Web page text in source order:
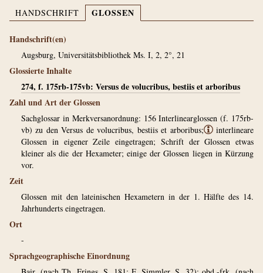
HANDSCHRIFT GLOSSEN
Handschrift(en)
Augsburg, Universitätsbibliothek Ms. I, 2, 2°, 21
Glossierte Inhalte
274, f. 175rb-175vb: Versus de volucribus, bestiis et arboribus
Zahl und Art der Glossen
Sachglossar in Merkversanordnung: 156 Interlinearglossen (f. 175rb-
vb) zu den Versus de volucribus, bestiis et arboribus;ⓘinterlineare
Glossen in eigener Zeile eingetragen; Schrift der Glossen etwas
kleiner als die der Hexameter; einige der Glossen liegen in Kürzung
vor.
Zeit
Glossen mit den lateinischen Hexametern in der 1. Hälfte des 14.
Jahrhunderts eingetragen.
Ort
-
Sprachgeographische Einordnung